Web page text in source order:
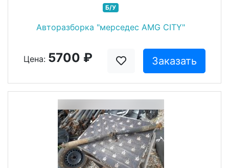
Б/У
Авторазборка "мерседес AMG CITY"
Цена: 5700 ₽ Заказать